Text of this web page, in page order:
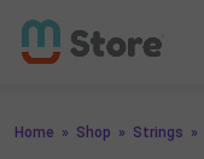
Home » Shop » Strings »